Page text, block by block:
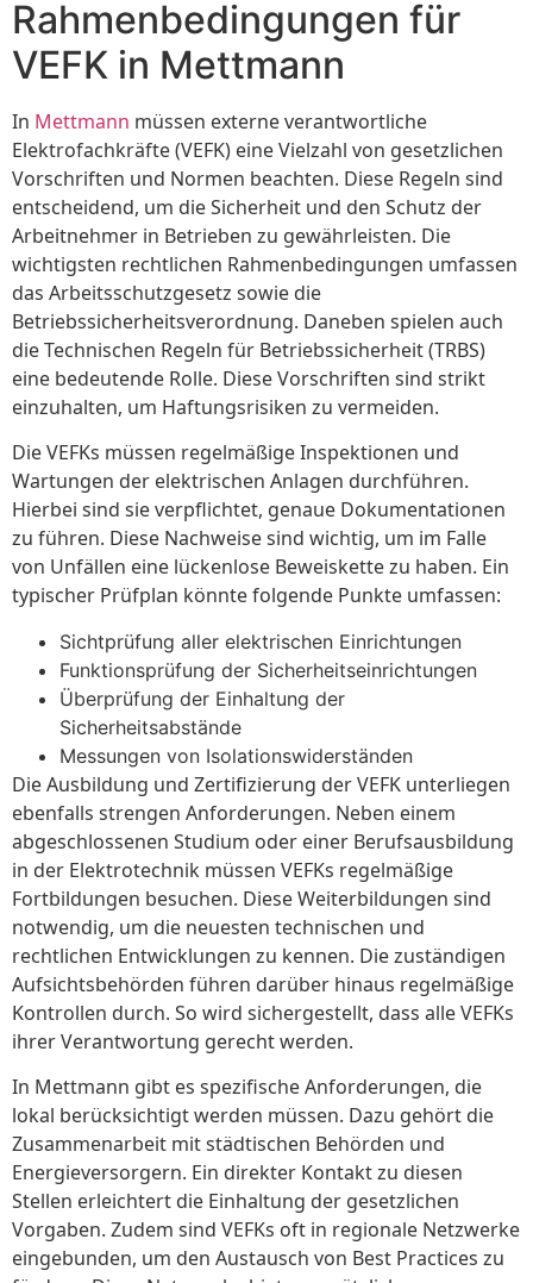
Rahmenbedingungen für
VEFK in Mettmann
In Mettmann müssen externe verantwortliche
Elektrofachkräfte (VEFK) eine Vielzahl von gesetzlichen
Vorschriften und Normen beachten. Diese Regeln sind
entscheidend, um die Sicherheit und den Schutz der
Arbeitnehmer in Betrieben zu gewährleisten. Die
wichtigsten rechtlichen Rahmenbedingungen umfassen
das Arbeitsschutzgesetz sowie die
Betriebssicherheitsverordnung. Daneben spielen auch
die Technischen Regeln für Betriebssicherheit (TRBS)
eine bedeutende Rolle. Diese Vorschriften sind strikt
einzuhalten, um Haftungsrisiken zu vermeiden.
Die VEFKs müssen regelmäßige Inspektionen und
Wartungen der elektrischen Anlagen durchführen.
Hierbei sind sie verpflichtet, genaue Dokumentationen
zu führen. Diese Nachweise sind wichtig, um im Falle
von Unfällen eine lückenlose Beweiskette zu haben. Ein
typischer Prüfplan könnte folgende Punkte umfassen:
Sichtprüfung aller elektrischen Einrichtungen
Funktionsprüfung der Sicherheitseinrichtungen
Überprüfung der Einhaltung der
Sicherheitsabstände
Messungen von Isolationswiderständen
Die Ausbildung und Zertifizierung der VEFK unterliegen
ebenfalls strengen Anforderungen. Neben einem
abgeschlossenen Studium oder einer Berufsausbildung
in der Elektrotechnik müssen VEFKs regelmäßige
Fortbildungen besuchen. Diese Weiterbildungen sind
notwendig, um die neuesten technischen und
rechtlichen Entwicklungen zu kennen. Die zuständigen
Aufsichtsbehörden führen darüber hinaus regelmäßige
Kontrollen durch. So wird sichergestellt, dass alle VEFKs
ihrer Verantwortung gerecht werden.
In Mettmann gibt es spezifische Anforderungen, die
lokal berücksichtigt werden müssen. Dazu gehört die
Zusammenarbeit mit städtischen Behörden und
Energieversorgern. Ein direkter Kontakt zu diesen
Stellen erleichtert die Einhaltung der gesetzlichen
Vorgaben. Zudem sind VEFKs oft in regionale Netzwerke
eingebunden, um den Austausch von Best Practices zu